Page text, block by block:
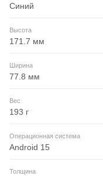
Синий
Высота
171.7 мм
Ширина
77.8 мм
Вес
193 г
Операционная система
Android 15
Толщина